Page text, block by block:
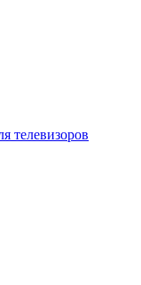
телевизоров